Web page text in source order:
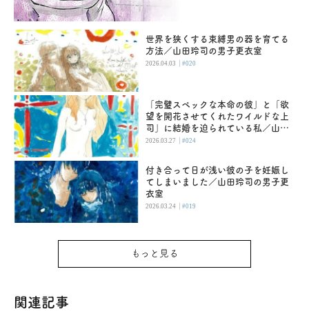
世界を狭くする束縛男の器を育てる
方法／山田玲司の男子更衣室
2026.04.03 |#020
「完璧スペックな本命の彼」と「欲
望を開花させてくれたワイルドな上
司」に結婚を迫られている私／山田
玲司の男子更衣室
2026.03.27 |#024
付き合って日が浅い彼の子を妊娠し
てしまいました／山田玲司の男子更
衣室
2026.03.24 |#019
もっと見る
関連記事